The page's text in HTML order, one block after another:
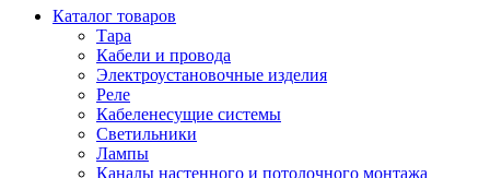
Каталог товаров
Тара
Кабели и провода
Электроустановочные изделия
Реле
Кабеленесущие системы
Светильники
Лампы
Каналы настенного и потолочного монтажа